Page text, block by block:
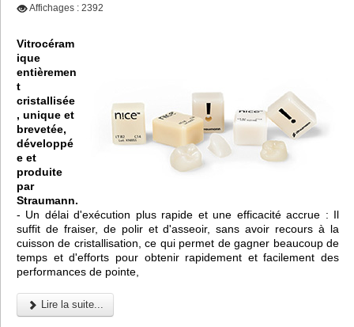
Affichages : 2392
Vitrocéram
ique
entièremen
t
cristallisée
, unique et
brevetée,
développé
e et
produite
par
Straumann.
- Un délai d'exécution plus rapide et une efficacité accrue : Il
suffit de fraiser, de polir et d'asseoir, sans avoir recours à la
cuisson de cristallisation, ce qui permet de gagner beaucoup de
temps et d'efforts pour obtenir rapidement et facilement des
performances de pointe,
Lire la suite...